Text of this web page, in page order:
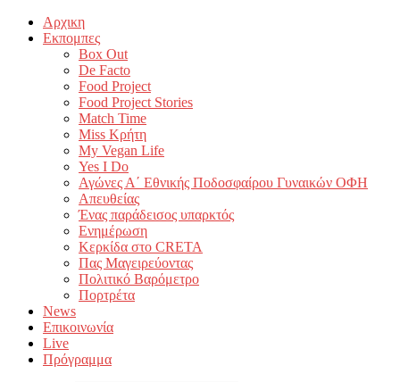
Αρχικη
Εκπομπες
Box Out
De Facto
Food Project
Food Project Stories
Match Time
Miss Κρήτη
My Vegan Life
Yes I Do
Αγώνες Α΄ Εθνικής Ποδοσφαίρου Γυναικών ΟΦΗ
Απευθείας
Ένας παράδεισος υπαρκτός
Ενημέρωση
Κερκίδα στο CRETA
Πας Μαγειρεύοντας
Πολιτικό Βαρόμετρο
Πορτρέτα
News
Επικοινωνία
Live
Πρόγραμμα